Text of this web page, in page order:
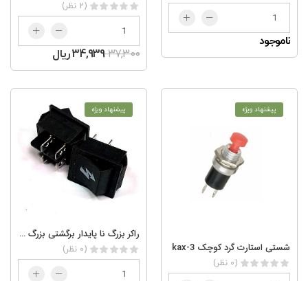
ناموجود
(2 نظر)
37,30034,939 ریال
پیشنهاد ویژه
شستی استارت گرد کوچک kax-3
(0 نظر)
پیشنهاد ویژه
راکر بزرگ نا پایدار برگشتی بزرگ 4 پایه
(0 نظر)